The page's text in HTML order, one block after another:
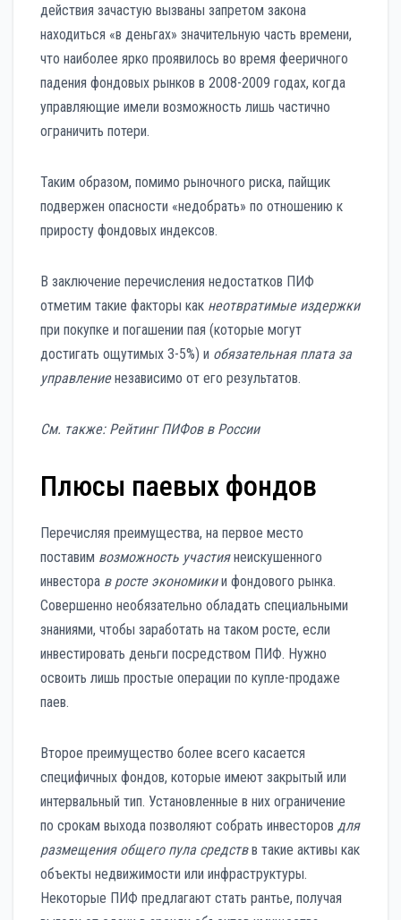
действия зачастую вызваны запретом закона
находиться «в деньгах» значительную часть времени,
что наиболее ярко проявилось во время фееричного
падения фондовых рынков в 2008-2009 годах, когда
управляющие имели возможность лишь частично
ограничить потери.
Таким образом, помимо рыночного риска, пайщик
подвержен опасности «недобрать» по отношению к
приросту фондовых индексов.
В заключение перечисления недостатков ПИФ
отметим такие факторы как неотвратимые издержки
при покупке и погашении пая (которые могут
достигать ощутимых 3-5%) и обязательная плата за
управлениенезависимо от его результатов.
См. также: Рейтинг ПИФов в России
Плюсы паевых фондов
Перечисляя преимущества, на первое место
поставим возможность участиянеискушенного
инвестора в росте экономикии фондового рынка.
Совершенно необязательно обладать специальными
знаниями, чтобы заработать на таком росте, если
инвестировать деньги посредством ПИФ. Нужно
освоить лишь простые операции по купле-продаже
паев.
Второе преимущество более всего касается
специфичных фондов, которые имеют закрытый или
интервальный тип. Установленные в них ограничение
по срокам выхода позволяют собрать инвесторов для
размещения общего пула средствв такие активы как
объекты недвижимости или инфраструктуры.
Некоторые ПИФ предлагают стать рантье, получая